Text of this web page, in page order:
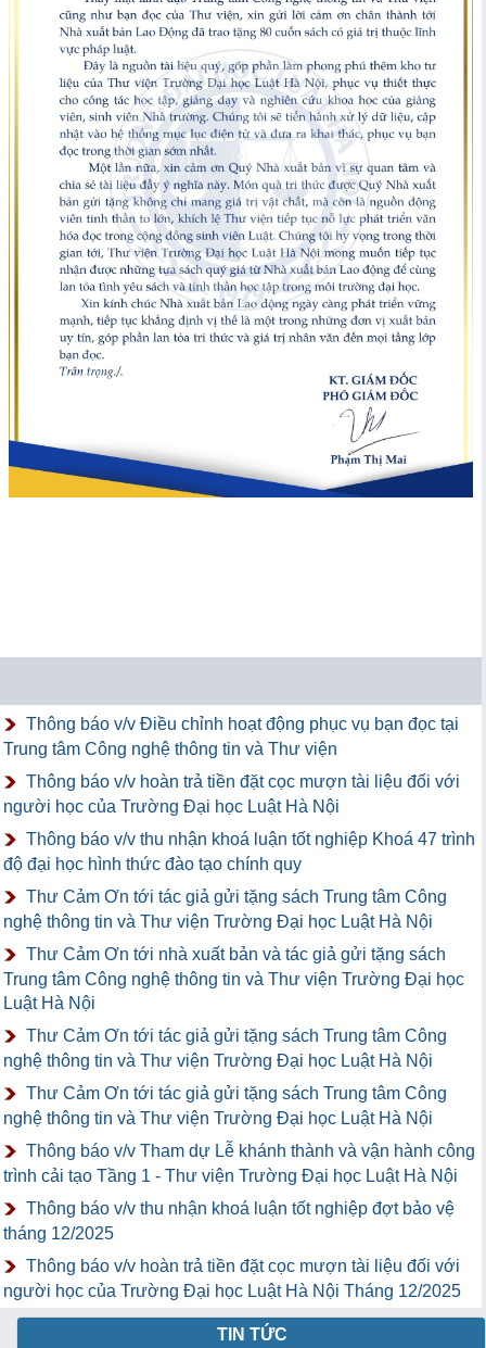
Thông báo v/v Điều chỉnh hoạt động phục vụ bạn đọc tại
Trung tâm Công nghệ thông tin và Thư viện
Thông báo v/v hoàn trả tiền đặt cọc mượn tài liệu đối với
người học của Trường Đại học Luật Hà Nội
Thông báo v/v thu nhận khoá luận tốt nghiệp Khoá 47 trình
độ đại học hình thức đào tạo chính quy
Thư Cảm Ơn tới tác giả gửi tặng sách Trung tâm Công
nghệ thông tin và Thư viện Trường Đại học Luật Hà Nội
Thư Cảm Ơn tới nhà xuất bản và tác giả gửi tặng sách
Trung tâm Công nghệ thông tin và Thư viện Trường Đại học
Luật Hà Nội
Thư Cảm Ơn tới tác giả gửi tặng sách Trung tâm Công
nghệ thông tin và Thư viện Trường Đại học Luật Hà Nội
Thư Cảm Ơn tới tác giả gửi tặng sách Trung tâm Công
nghệ thông tin và Thư viện Trường Đại học Luật Hà Nội
Thông báo v/v Tham dự Lễ khánh thành và vận hành công
trình cải tạo Tầng 1 - Thư viện Trường Đại học Luật Hà Nội
Thông báo v/v thu nhận khoá luận tốt nghiệp đợt bảo vệ
tháng 12/2025
Thông báo v/v hoàn trả tiền đặt cọc mượn tài liệu đối với
người học của Trường Đại học Luật Hà Nội Tháng 12/2025
TIN TỨC